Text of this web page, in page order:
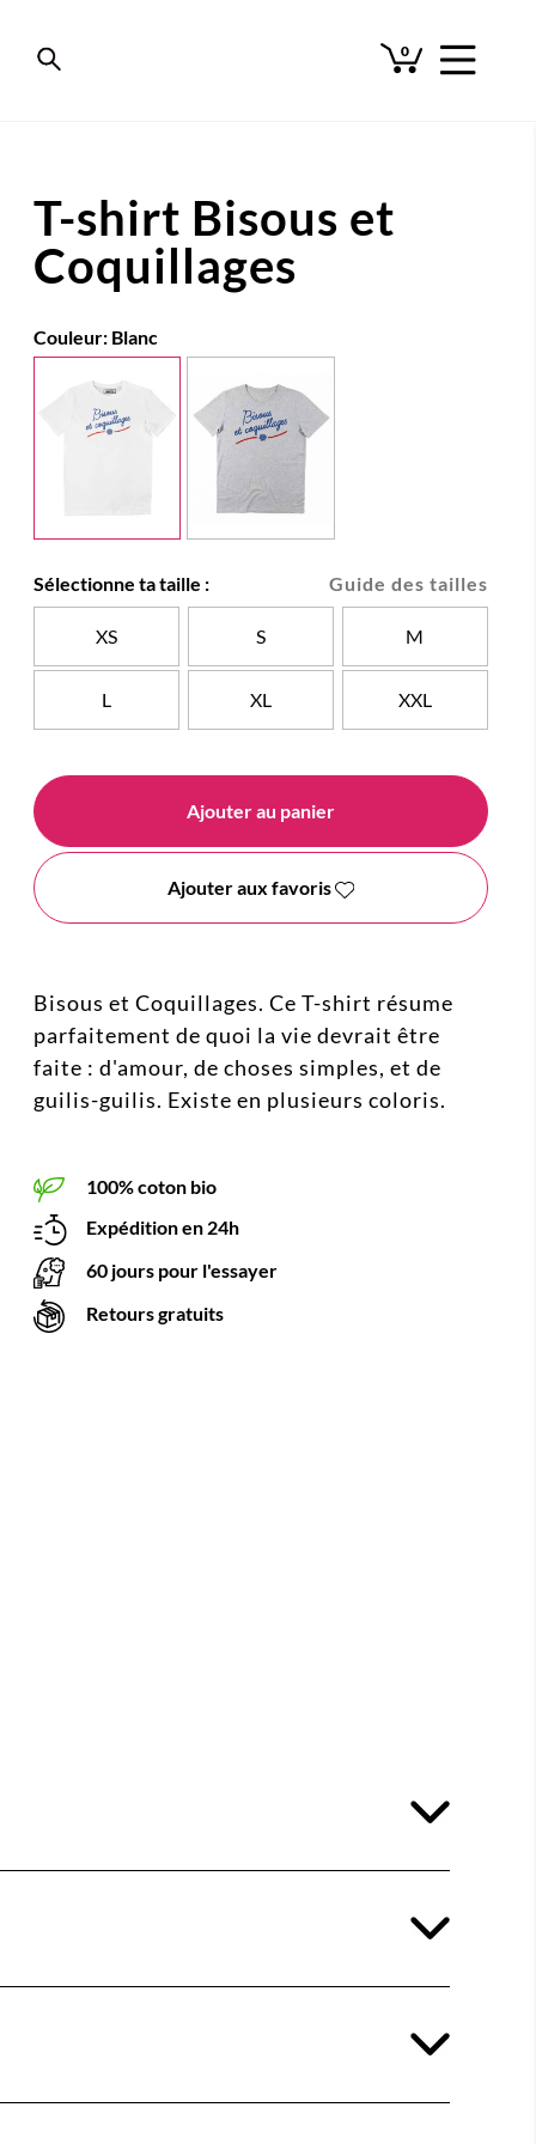
0
T-shirt Bisous et
Coquillages
Couleur: Blanc
Guide des tailles
Sélectionne ta taille :
XS S M
L XL XXL
Ajouter au panier
Ajouter aux favoris
Bisous et Coquillages. Ce T-shirt résume
parfaitement de quoi la vie devrait être
faite : d'amour, de choses simples, et de
guilis-guilis. Existe en plusieurs coloris.
100% coton bio
Expédition en 24h
60 jours pour l'essayer
Retours gratuits